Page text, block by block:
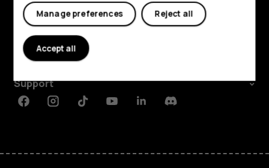
Explore
About
Planet and people
Support
FacebookInstagramTiktokYoutubeLinkedinDiscord
Reject all
Manage preferences
Accept all